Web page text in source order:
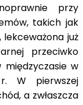
przy
takich jak
lekceważona już
przeciwko
międzyczasie w
W pierwszej
a zwłaszcza